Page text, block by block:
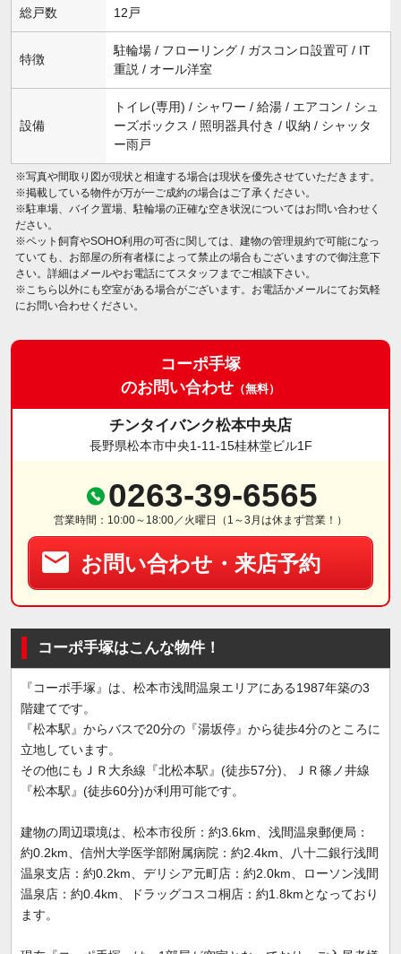
総戸数 12戸
特徴
駐輪場 / フローリング / ガスコンロ設置可 / IT
重説 / オール洋室
設備
トイレ(専用) / シャワー / 給湯 / エアコン / シュ
ーズボックス / 照明器具付き / 収納 / シャッタ
ー雨戸
※写真や間取り図が現状と相違する場合は現状を優先させていただきます。
※掲載している物件が万が一ご成約の場合はご了承ください。
※駐車場、バイク置場、駐輪場の正確な空き状況についてはお問い合わせく
ださい。
※ペット飼育やSOHO利用の可否に関しては、建物の管理規約で可能になっ
ていても、お部屋の所有者様によって禁止の場合もございますので御注意下
さい。詳細はメールやお電話にてスタッフまでご相談下さい。
※こちら以外にも空室がある場合がございます。お電話かメールにてお気軽
にお問い合わせください。
コーポ手塚
のお問い合わせ （無料）
チンタイバンク松本中央店
長野県松本市中央1-11-15桂林堂ビル1F
0263-39-6565
営業時間：10:00～18:00／火曜日（1～3月は休まず営業！）
お問い合わせ・来店予約
コーポ手塚はこんな物件！
『コーポ手塚』は、松本市浅間温泉エリアにある1987年築の3
階建てです。
『松本駅』からバスで20分の『湯坂停』から徒歩4分のところに
立地しています。
その他にもＪＲ大糸線『北松本駅』(徒歩57分)、ＪＲ篠ノ井線
『松本駅』(徒歩60分)が利用可能です。
建物の周辺環境は、松本市役所：約3.6km、浅間温泉郵便局：
約0.2km、信州大学医学部附属病院：約2.4km、八十二銀行浅間
温泉支店：約0.2km、デリシア元町店：約2.0km、ローソン浅間
温泉店：約0.4km、ドラッグコスコ桐店：約1.8kmとなっており
ます。